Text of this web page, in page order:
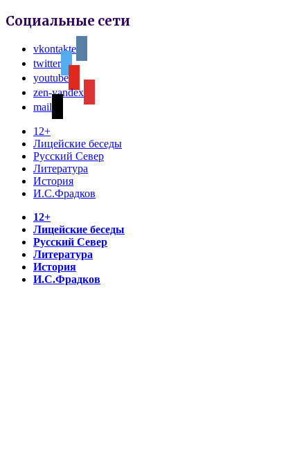
Социальные сети
vkontakte
twitter
youtube
zen-yandex
mail
12+
Лицейские беседы
Русский Север
Литература
История
И.С.Фрадков
12+
Лицейские беседы
Русский Север
Литература
История
И.С.Фрадков